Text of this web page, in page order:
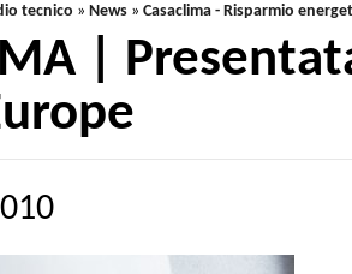
tecnico » News » Casaclima - Risparmio
|